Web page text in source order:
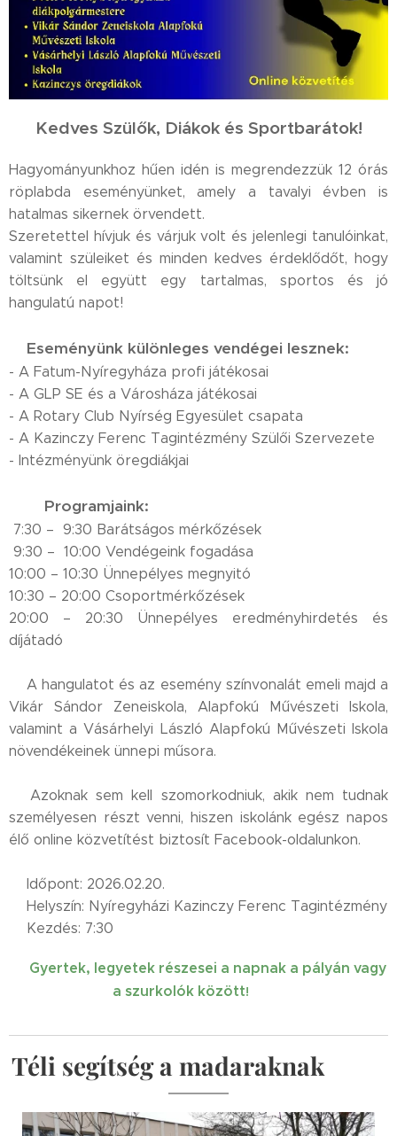
Kedves Szülők, Diákok és Sportbarátok!
Hagyományunkhoz hűen idén is megrendezzük 12 órás
röplabda eseményünket, amely a tavalyi évben is
hatalmas sikernek örvendett.✨
Szeretettel hívjuk és várjuk volt és jelenlegi tanulóinkat,
valamint szüleiket és minden kedves érdeklődőt, hogy
töltsünk el együtt egy tartalmas, sportos és jó
hangulatú napot!🏐💪
Eseményünk különleges vendégei lesznek:
- A Fatum-Nyíregyháza profi játékosai
- A GLP SE és a Városháza játékosai
- A Rotary Club Nyírség Egyesület csapata
- A Kazinczy Ferenc Tagintézmény Szülői Szervezete
- Intézményünk öregdiákjai
Programjaink:
7:30 – 9:30 Barátságos mérkőzések
9:30 – 10:00 Vendégeink fogadása
10:00 – 10:30 Ünnepélyes megnyitó
10:30 – 20:00 Csoportmérkőzések
20:00 – 20:30 Ünnepélyes eredményhirdetés és
díjátadó🏆
🎻A hangulatot és az esemény színvonalát emeli majd a
Vikár Sándor Zeneiskola, Alapfokú Művészeti Iskola,
valamint a Vásárhelyi László Alapfokú Művészeti Iskola
növendékeinek ünnepi műsora.🕺✨
🏐Azoknak sem kell szomorkodniuk, akik nem tudnak
személyesen részt venni, hiszen iskolánk egész napos
élő online közvetítést biztosít Facebook-oldalunkon.🎥
⏰Időpont: 2026.02.20.
📌Helyszín: Nyíregyházi Kazinczy Ferenc Tagintézmény
📢Kezdés: 7:30
Gyertek, legyetek részesei a napnak a pályán vagy
a szurkolók között!
Téli segítség a madaraknak🤗🐦